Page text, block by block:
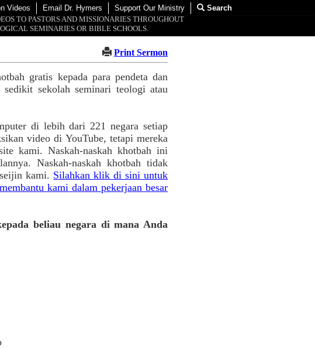
Videos Email Dr. Hymers Support Our Ministry
Search
TO PASTORS AND MISSIONARIES THROUGHOUT
SEMINARIES OR BIBLE SCHOOLS.
Print Sermon
gratis kepada para pendeta dan
sekolah seminari teologi atau
di lebih dari 221 negara setiap
video di YouTube, tetapi mereka
kami. Naskah-naskah khotbah ini
Naskah-naskah khotbah tidak
kami. Silahkan klik di sini untuk
kami dalam pekerjaan besar
beliau negara di mana Anda